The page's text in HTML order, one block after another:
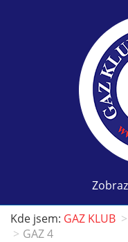
Kde jsem: GAZ KLUB
GAZ 4